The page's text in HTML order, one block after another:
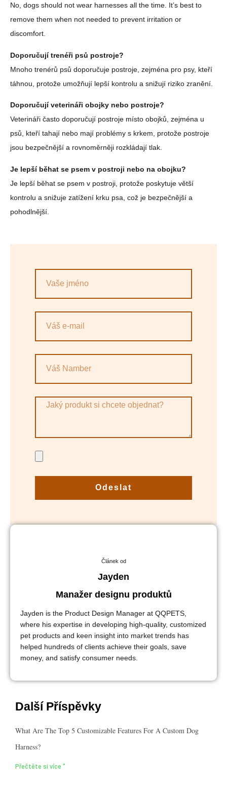
No, dogs should not wear harnesses all the time. It’s best to
remove them when not needed to prevent irritation or
discomfort.
Doporučují trenéři psů postroje?
Mnoho trenérů psů doporučuje postroje, zejména pro psy, kteří
táhnou, protože umožňují lepší kontrolu a snižují riziko zranění.
Doporučují veterináři obojky nebo postroje?
Veterináři často doporučují postroje místo obojků, zejména u
psů, kteří tahají nebo mají problémy s krkem, protože postroje
jsou bezpečnější a rovnoměrněji rozkládají tlak.
Je lepší běhat se psem v postroji nebo na obojku?
Je lepší běhat se psem v postroji, protože poskytuje větší
kontrolu a snižuje zatížení krku psa, což je bezpečnější a
pohodlnější.
Odeslat
Článek od
Jayden
Manažer designu produktů
Jayden is the Product Design Manager at QQPETS,
where his expertise in developing high-quality, customized
pet products and keen insight into market trends has
helped hundreds of clients achieve their goals, save
money, and satisfy consumer needs.
Další Příspěvky
What Are The Top 5 Customizable Features For A Custom Dog
Harness?
Přečtěte si více "